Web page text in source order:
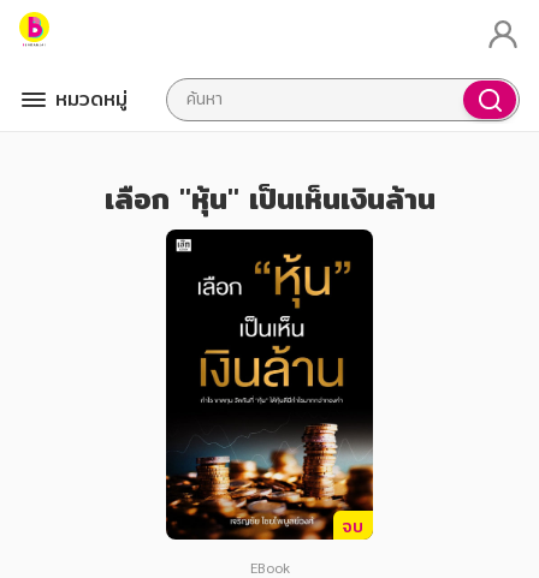
หมวดหมู่
เลือก "หุ้น" เป็นเห็นเงินล้าน
จบ
EBook